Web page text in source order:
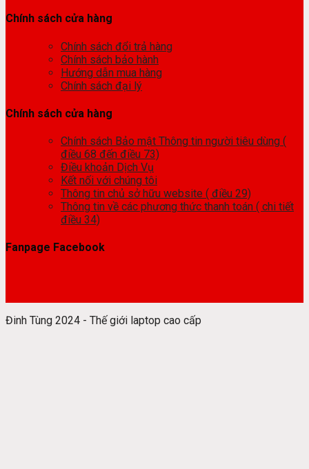
Chính sách cửa hàng
Chính sách đổi trả hàng
Chính sách bảo hành
Hướng dẫn mua hàng
Chính sách đại lý
Chính sách cửa hàng
Chính sách Bảo mật Thông tin người tiêu dùng (
điều 68 đến điều 73)
Điều khoản Dịch Vụ
Kết nối với chúng tôi
Thông tin chủ sở hữu website ( điều 29)
Thông tin về các phương thức thanh toán ( chi tiết
điều 34)
Fanpage Facebook
Đinh Tùng 2024 - Thế giới laptop cao cấp